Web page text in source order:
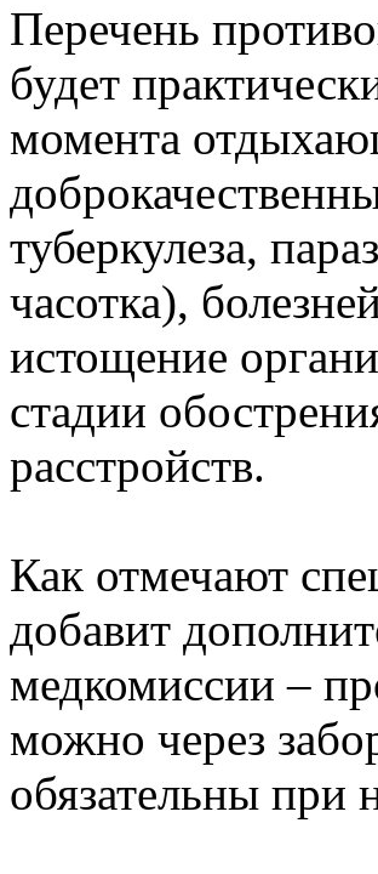
Перечень
будет
момента
туберкулеза,
часотка),
истощение
стадии
расстройств.
Как отмечают
добавит
медкомиссии –
можно через
обязательны при